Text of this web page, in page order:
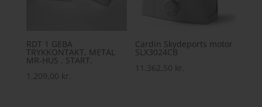
RDT 1 GEBA
TRYKKONTAKT, METAL
MR-HUS , START.
1.209,00 kr.
Cardin Skydeports motor
SLX3024CB
11.362,50 kr.